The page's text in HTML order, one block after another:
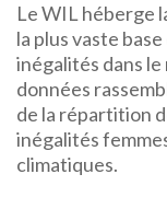
Le WIL héberge
la plus vaste
inégalités dans le
données
de la répartition
inégalités
climatiques.